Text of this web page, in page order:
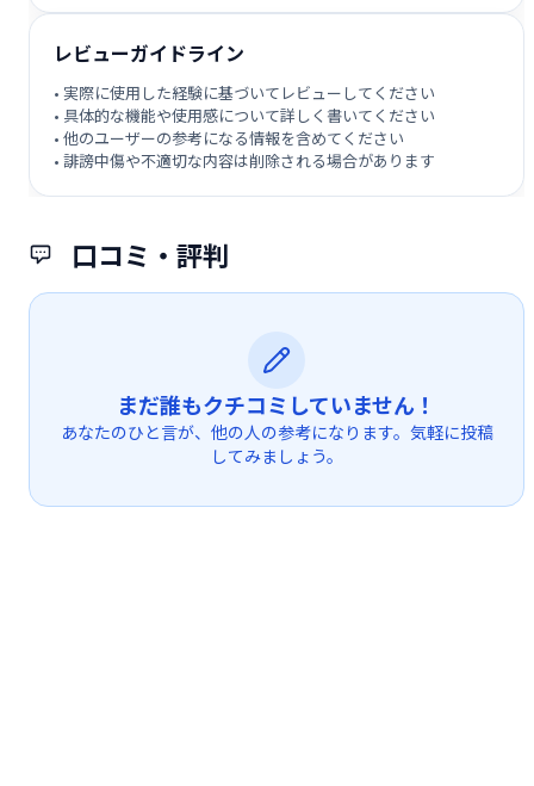
口コミ・評判
まだ誰もクチコミしていません！
あなたのひと言が、他の人の参考になります。気軽に投稿
してみましょう。
レビューガイドライン
• 実際に使用した経験に基づいてレビューしてください
• 具体的な機能や使用感について詳しく書いてください
• 他のユーザーの参考になる情報を含めてください
• 誹謗中傷や不適切な内容は削除される場合があります